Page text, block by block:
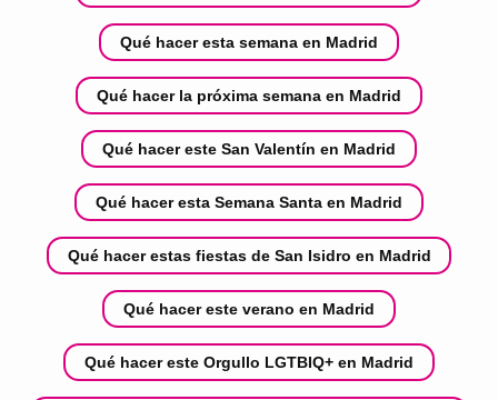
Qué hacer esta semana en Madrid
Qué hacer la próxima semana en Madrid
Qué hacer este San Valentín en Madrid
Qué hacer esta Semana Santa en Madrid
Qué hacer estas fiestas de San Isidro en Madrid
Qué hacer este verano en Madrid
Qué hacer este Orgullo LGTBIQ+ en Madrid